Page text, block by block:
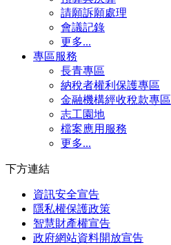
請願訴願處理
會議記錄
更多...
專區服務
長青專區
納稅者權利保護專區
金融機構經收稅款專區
志工園地
檔案應用服務
更多...
下方連結
資訊安全宣告
隱私權保護政策
智慧財產權宣告
政府網站資料開放宣告